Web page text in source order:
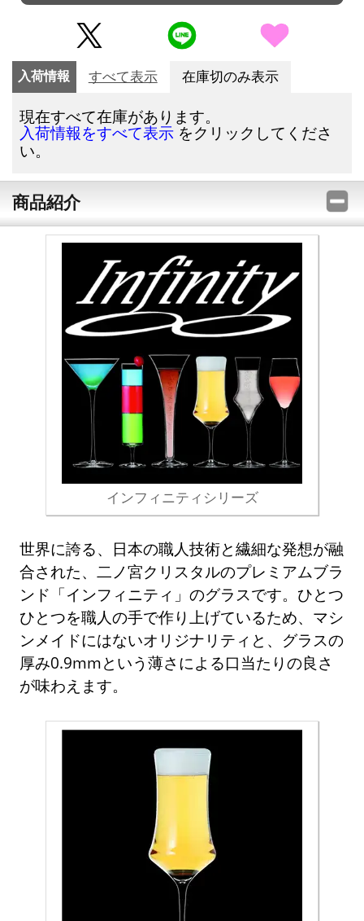
入荷情報 すべて表示 在庫切のみ表示
現在すべて在庫があります。
入荷情報をすべて表示 をクリックしてくださ
い。
商品紹介
インフィニティシリーズ
世界に誇る、日本の職人技術と繊細な発想が融
合された、二ノ宮クリスタルのプレミアムブラ
ンド「インフィニティ」のグラスです。ひとつ
ひとつを職人の手で作り上げているため、マシ
ンメイドにはないオリジナリティと、グラスの
厚み0.9mmという薄さによる口当たりの良さ
が味わえます。